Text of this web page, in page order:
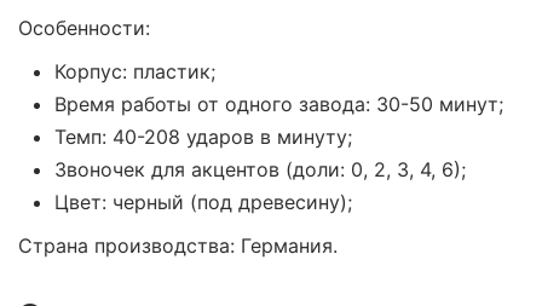
Особенности:
Корпус: пластик;
Время работы от одного завода: 30-50 минут;
Темп: 40-208 ударов в минуту;
Звоночек для акцентов (доли: 0, 2, 3, 4, 6);
Цвет: черный (под древесину);
Страна производства: Германия.